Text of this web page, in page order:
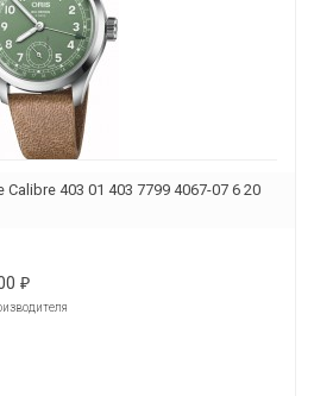
Calibre 403 01 403 7799 4067-07 6 20
₽